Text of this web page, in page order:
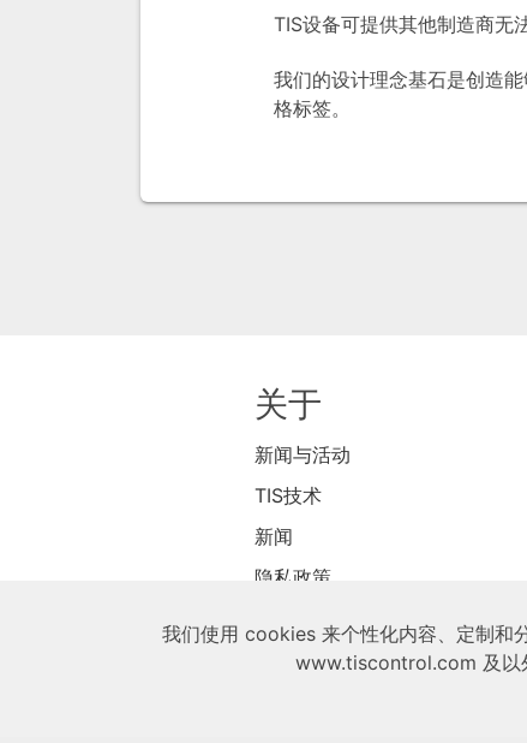
TIS设备可提供其他制造商无
我们的设计理念基石是创造
格标签。
关于
新闻与活动
TIS技术
新闻
隐私政策
我们使用 cookies 来个性化内容、定制和
www.tiscontrol.com 及以